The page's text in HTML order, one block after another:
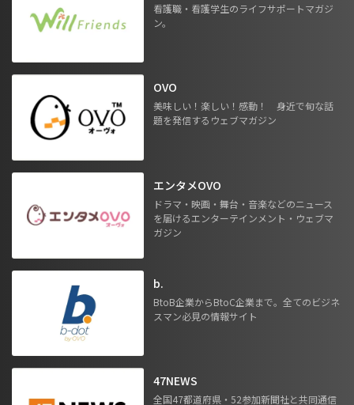
看護職・看護学生のライフサポートマガジ
ン。
OVO
美味しい！楽しい！感動！ 身近で旬な話
題を発信するウェブマガジン
エンタメOVO
ドラマ・映画・舞台・音楽などのニュース
を届けるエンターテインメント・ウェブマ
ガジン
b.
BtoB企業からBtoC企業まで。全てのビジネ
スマン必見の情報サイト
47NEWS
全国47都道府県・52参加新聞社と共同通信